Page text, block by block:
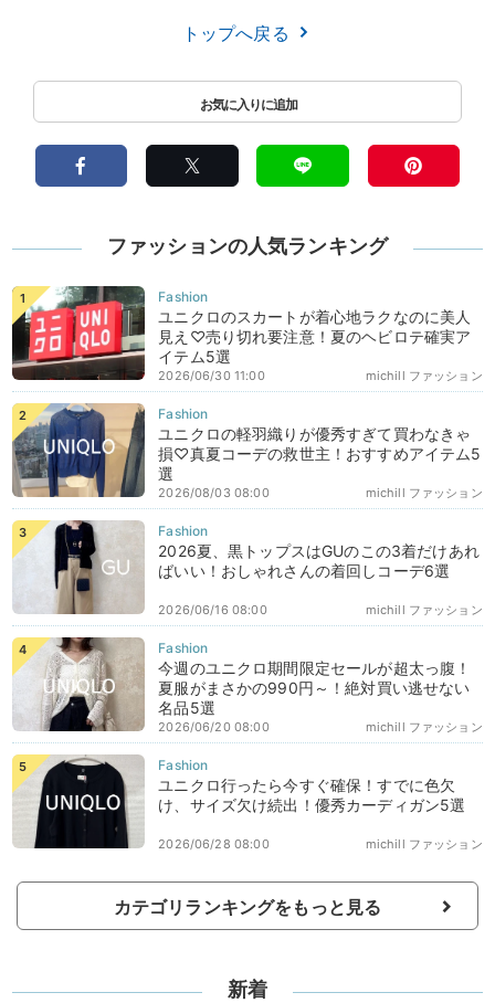
トップへ戻る
ファッションの人気ランキング
ユニクロのスカートが着心地ラクなのに美人
見え♡売り切れ要注意！夏のヘビロテ確実ア
イテム5選
michill ファッション
2026/06/30 11:00
ユニクロの軽羽織りが優秀すぎて買わなきゃ
損♡真夏コーデの救世主！おすすめアイテム5
選
michill ファッション
2026/08/03 08:00
2026夏、黒トップスはGUのこの3着だけあれ
ばいい！おしゃれさんの着回しコーデ6選
michill ファッション
2026/06/16 08:00
今週のユニクロ期間限定セールが超太っ腹！
夏服がまさかの990円～！絶対買い逃せない
名品5選
michill ファッション
2026/06/20 08:00
ユニクロ行ったら今すぐ確保！すでに色欠
け、サイズ欠け続出！優秀カーディガン5選
michill ファッション
2026/06/28 08:00
カテゴリランキングをもっと見る
新着